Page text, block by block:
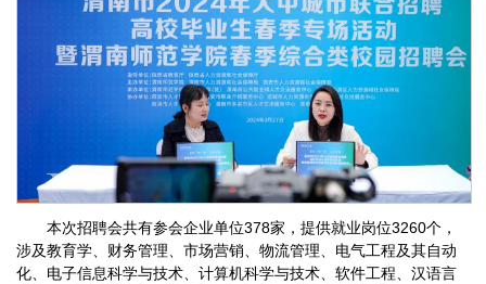
本次招聘会共有参会企业单位378家，提供就业岗位3260个，
涉及教育学、财务管理、市场营销、物流管理、电气工程及其自动
化、电子信息科学与技术、计算机科学与技术、软件工程、汉语言